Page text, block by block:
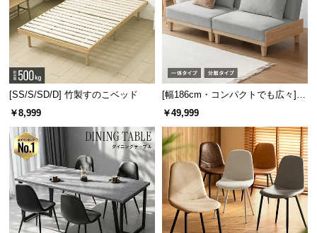
[SS/S/SD/D] 竹製すのこベッド
￥8,999
[幅186cm・コンパクトでも広々] 3
人掛けソファベッド リクライニン
￥49,999